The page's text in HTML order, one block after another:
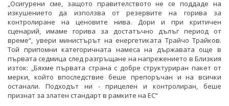
„Осигурени сме, защото правителството не се поддаде на
изкушението да използва от резервите на горива за
контролиране на ценовите нива. Дори и при критичен
сценарий, имаме горива за достатъчно дълъг период от
време“, увери министърът на енергетиката Трайчо Трайков.
Той припомни категоричната намеса на държавата още в
първата седмица след разгръщане на напрежението в Близкия
изток: „Бяхме първата страна с добре структуриран пакет от
мерки, който впоследствие беше препоръчан и на всички
останали. Подходът ни - прицелен и контролиран, беше
признат за златен стандарт в рамките на ЕС“